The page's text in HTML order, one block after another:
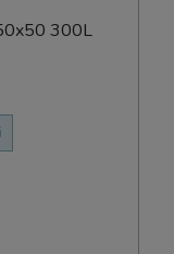
300L